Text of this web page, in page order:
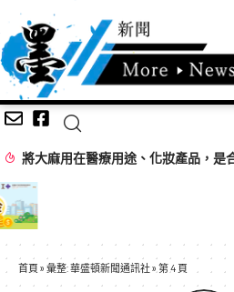
將大麻用在醫療用途、化妝產品，是
首頁 » 彙整: 華盛頓新聞通訊社» 第 4 頁